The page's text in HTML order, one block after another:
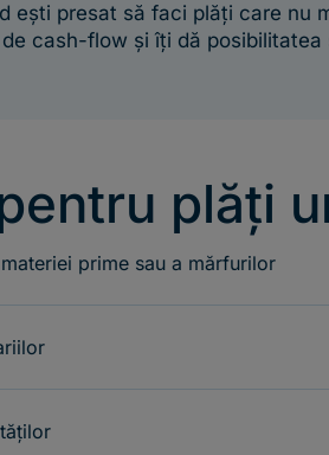
ești presat să faci plăți care nu
cash-flow și îți dă
plăți
prime sau a mărfurilor